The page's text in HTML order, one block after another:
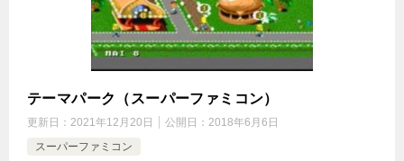
テーマパーク（スーパーファミコン）
更新日： 2021年12月20日 公開日： 2018年6月6日
スーパーファミコン